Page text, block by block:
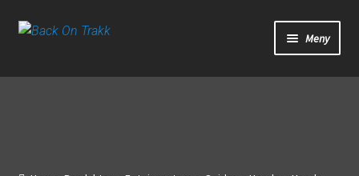
Hoppa
Hoppa
Meny
Start